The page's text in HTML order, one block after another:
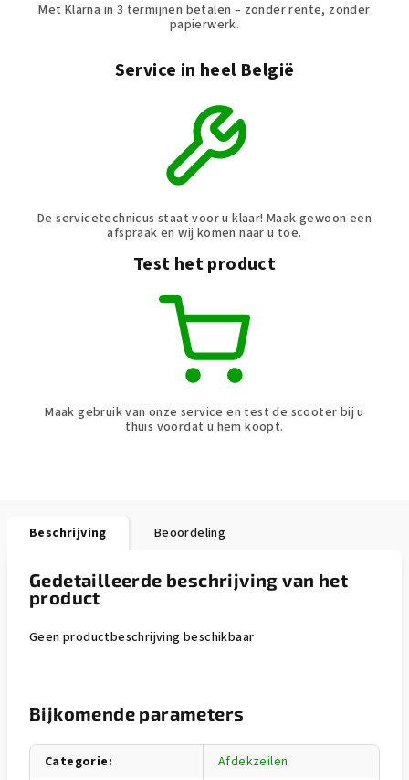
Met Klarna in 3 termijnen betalen – zonder rente, zonder
papierwerk.
Service in heel België
De servicetechnicus staat voor u klaar! Maak gewoon een
afspraak en wij komen naar u toe.
Test het product
Maak gebruik van onze service en test de scooter bij u
thuis voordat u hem koopt.
Beschrijving Beoordeling
Gedetailleerde beschrijving van het
product
Geen productbeschrijving beschikbaar
Bijkomende parameters
Categorie:
Afdekzeilen